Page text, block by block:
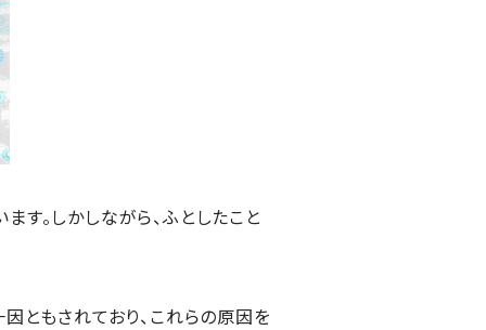
。しかしながら、ふとしたこと
ともされており、これらの原因を